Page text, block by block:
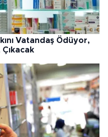
Vatandaş Ödüyor,
Çıkacak